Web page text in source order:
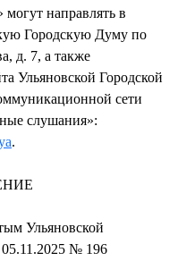
могут направлять в
Городскую Думу по
д. 7, а также
Ульяновской Городской
сети
слушания»:
.
Ульяновской
№ 196